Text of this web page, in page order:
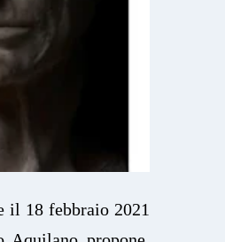
il 18 febbraio 2021